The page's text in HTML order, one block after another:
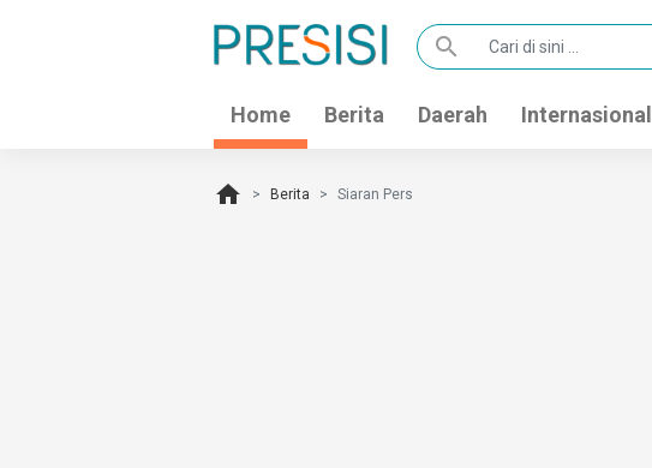
search
Home Berita Daerah Internasional
home Berita Siaran Pers